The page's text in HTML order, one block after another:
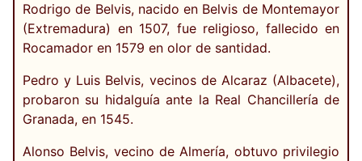
Rodrigo de Belvis, nacido en Belvis de Montemayor
(Extremadura) en 1507, fue religioso, fallecido en
Rocamador en 1579 en olor de santidad.
Pedro y Luis Belvis, vecinos de Alcaraz (Albacete),
probaron su hidalguía ante la Real Chancillería de
Granada, en 1545.
Alonso Belvis, vecino de Almería, obtuvo privilegio